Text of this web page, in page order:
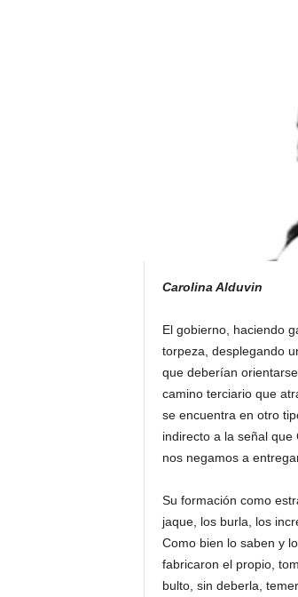
n
Carolina Alduvin
El gobierno, haciendo
torpeza, desplegando
que deberían
camino terciario que
se encuentra en otro
indirecto a la señal
nos negamos a
Su formación como
jaque, los burla, los
Como bien lo saben y
fabricaron el propio,
bulto, sin deberla,